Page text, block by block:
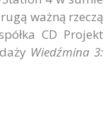
ważną rzeczą
CD Projekt
Wiedźmina 3: